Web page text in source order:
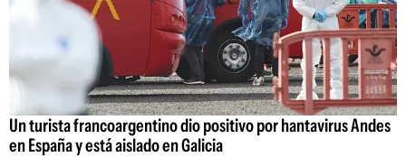
Un turista francoargentino dio positivo por hantavirus Andes
en España y está aislado en Galicia